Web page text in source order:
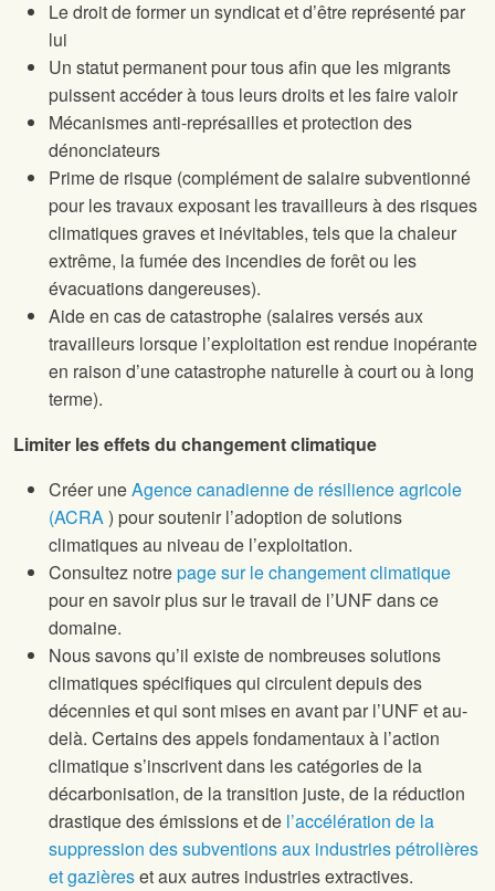
Le droit de former un syndicat et d’être représenté par
lui
Un statut permanent pour tous afin que les migrants
puissent accéder à tous leurs droits et les faire valoir
Mécanismes anti-représailles et protection des
dénonciateurs
Prime de risque (complément de salaire subventionné
pour les travaux exposant les travailleurs à des risques
climatiques graves et inévitables, tels que la chaleur
extrême, la fumée des incendies de forêt ou les
évacuations dangereuses).
Aide en cas de catastrophe (salaires versés aux
travailleurs lorsque l’exploitation est rendue inopérante
en raison d’une catastrophe naturelle à court ou à long
terme).
Limiter les effets du changement climatique
Créer uneAgence canadienne de résilience agricole
(ACRA) pour soutenir l’adoption de solutions
climatiques au niveau de l’exploitation.
Consultez notrepage sur le changement climatique
pour en savoir plus sur le travail de l’UNF dans ce
domaine.
Nous savons qu’il existe de nombreuses solutions
climatiques spécifiques qui circulent depuis des
décennies et qui sont mises en avant par l’UNF et au-
delà. Certains des appels fondamentaux à l’action
climatique s’inscrivent dans les catégories de la
décarbonisation, de la transition juste, de la réduction
drastique des émissions et de l’accélération de la
suppression des subventions aux industries pétrolières
et gazièreset aux autres industries extractives.